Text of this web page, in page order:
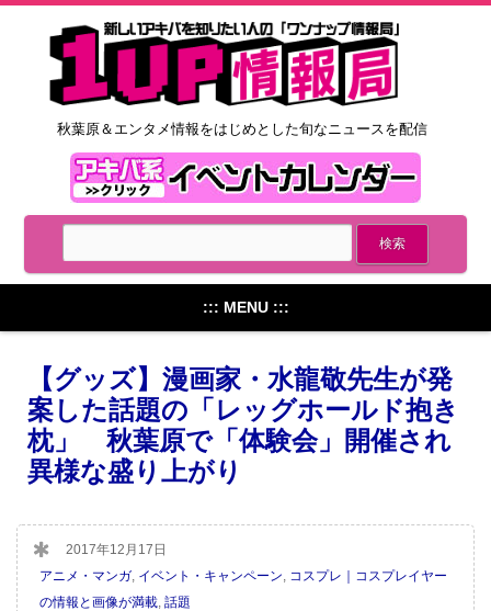
秋葉原＆エンタメ情報をはじめとした旬なニュースを配信
::: MENU :::
【グッズ】漫画家・水龍敬先生が発
案した話題の「レッグホールド抱き
枕」 秋葉原で「体験会」開催され
異様な盛り上がり
2017年12月17日
アニメ・マンガ イベント・キャンペーン
コスプレ｜コスプレイヤー
の情報と画像が満載 話題